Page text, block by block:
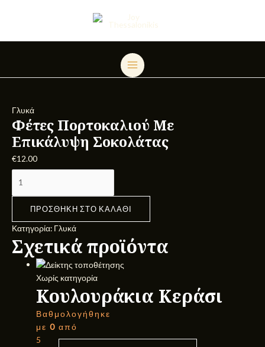
MAIN
Γλυκά
Φέτες Πορτοκαλιού Με
Επικάλυψη Σοκολάτας
€12.00
Επικάλυψη
ΠΡΟΣΘΉΚΗ ΣΤΟ ΚΑΛΆΘΙ
Κατηγορία: Γλυκά
Σχετικά προϊόντα
Χωρίς κατηγορία
Κουλουράκια Κεράσι
Βαθμολογήθηκε
με0 από
5